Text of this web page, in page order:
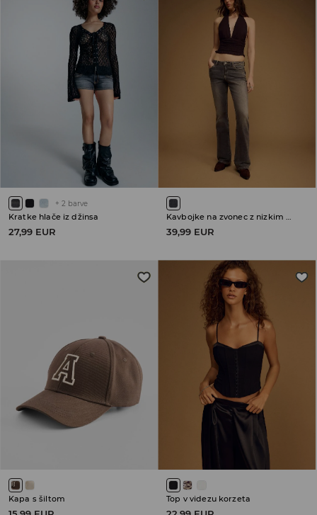
+ 2 barve
Kratke hlače iz džinsa
27,99 EUR 39,99 EUR
Kapa s šiltom Top v videzu korzeta